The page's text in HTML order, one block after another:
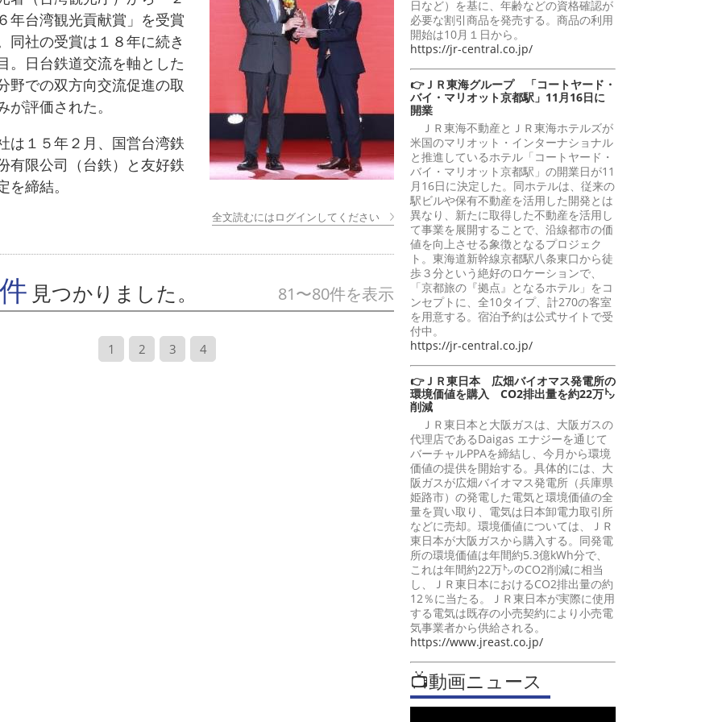
年台湾観光貢献賞」を受賞
同社の受賞は１８年に続き
。日台鉄道交流を軸とした
野での双方向交流促進の取
が評価された。
１５年２月、国営台湾鉄
有限公司（台鉄）と友好鉄
を締結。
全文読むにはログインしてください
見つかりました。 81〜80件を表示
1 2 3 4
日など）を基に、年齢などの資格確認が
必要な割引商品を発売する。商品の利用
開始は10月１日から。
https://jr-central.co.jp/
👉ＪＲ東海グループ 「コートヤード・
バイ・マリオット京都駅」11月16日に
開業
ＪＲ東海不動産とＪＲ東海ホテルズが
米国のマリオット・インターナショナル
と推進しているホテル「コートヤード・
バイ・マリオット京都駅」の開業日が11
月16日に決定した。同ホテルは、従来の
駅ビルや保有不動産を活用した開発とは
異なり、新たに取得した不動産を活用し
て事業を展開することで、沿線都市の価
値を向上させる象徴となるプロジェク
ト。東海道新幹線京都駅八条東口から徒
歩３分という絶好のロケーションで、
「京都旅の『拠点』となるホテル」をコ
ンセプトに、全10タイプ、計270の客室
を用意する。宿泊予約は公式サイトで受
付中。
https://jr-central.co.jp/
👉ＪＲ東日本 広畑バイオマス発電所の
環境価値を購入 CO2排出量を約22万㌧
削減
ＪＲ東日本と大阪ガスは、大阪ガスの
代理店であるDaigas エナジーを通じて
バーチャルPPAを締結し、今月から環境
価値の提供を開始する。具体的には、大
阪ガスが広畑バイオマス発電所（兵庫県
姫路市）の発電した電気と環境価値の全
量を買い取り、電気は日本卸電力取引所
などに売却。環境価値については、ＪＲ
東日本が大阪ガスから購入する。同発電
所の環境価値は年間約5.3億kWh分で、
これは年間約22万㌧のCO2削減に相当
し、ＪＲ東日本におけるCO2排出量の約
12％に当たる。ＪＲ東日本が実際に使用
する電気は既存の小売契約により小売電
気事業者から供給される。
https://www.jreast.co.jp/
📺動画ニュース